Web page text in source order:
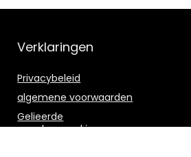
Verklaringen
Privacybeleid
algemene voorwaarden
Gelieerde
openbaarmaking